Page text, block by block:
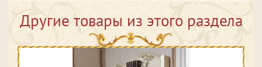
Другие товары из этого раздела